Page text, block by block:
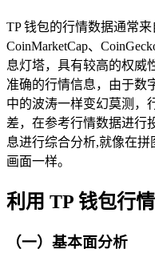
TP 钱包的行情数据通常
CoinMarketCap、
息灯塔，具有较高的权威
准确的行情信息，由于数
中的波涛一样变幻莫测，
差，在参考行情数据进行
息进行综合分析,就像在
画面一样。
利用 TP 钱包行
（一）基本面分析